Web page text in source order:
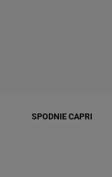
SPODNIE CAPRI